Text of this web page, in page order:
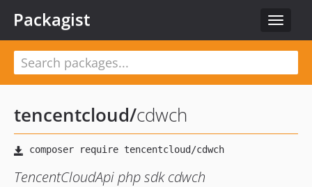
Toggle
Packagist
tencentcloud/cdwch
TencentCloudApi php sdk cdwch